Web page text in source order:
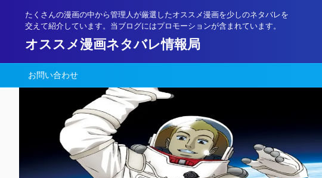
たくさんの漫画の中から管理人が厳選したオススメ漫画を少しのネタバレを
交えて紹介しています。当ブログにはプロモーションが含まれています。
オススメ漫画ネタバレ情報局
お問い合わせ